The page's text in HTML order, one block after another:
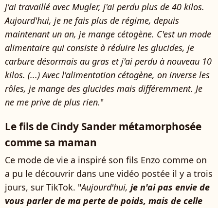
j'ai travaillé avec Mugler, j'ai perdu plus de 40 kilos.
Aujourd'hui, je ne fais plus de régime, depuis
maintenant un an, je mange cétogène. C'est un mode
alimentaire qui consiste à réduire les glucides, je
carbure désormais au gras et j'ai perdu à nouveau 10
kilos. (...) Avec l'alimentation cétogène, on inverse les
rôles, je mange des glucides mais différemment. Je
ne me prive de plus rien."
Le fils de Cindy Sander métamorphosée
comme sa maman
Ce mode de vie a inspiré son fils Enzo comme on
a pu le découvrir dans une vidéo postée il y a trois
jours, sur TikTok. "Aujourd'hui, je n'ai pas envie de
vous parler de ma perte de poids, mais de celle